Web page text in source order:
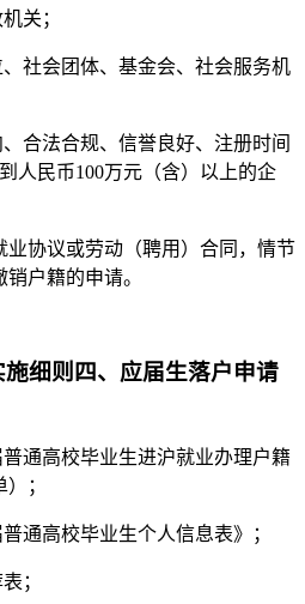
关；
社会团体、基金会、社会服务机
合法合规、信誉良好、注册时间
人民币100万元（含）以上的企
协议或劳动（聘用）合同，情节
户籍的申请。
细则四、应届生落户申请
通高校毕业生进沪就业办理户籍
；
通高校毕业生个人信息表》；
；